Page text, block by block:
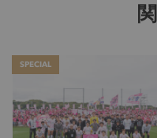
SPECIAL